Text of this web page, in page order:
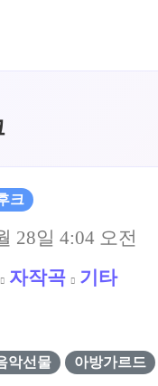
크
28일 4:04 오전
자작곡
기타
악선물 아방가르드